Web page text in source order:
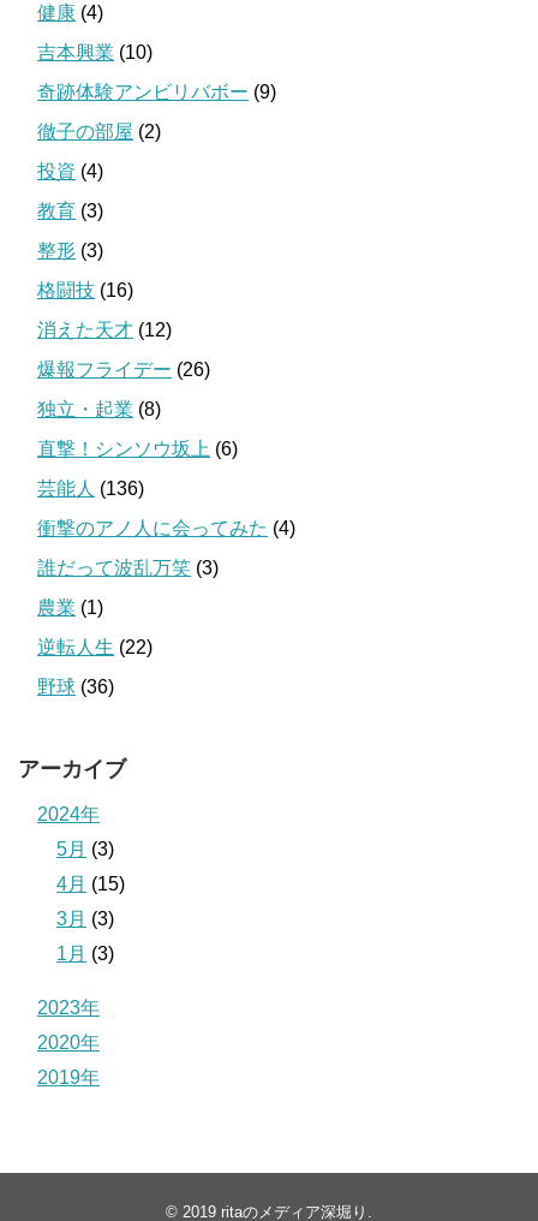
健康 (4)
吉本興業 (10)
奇跡体験アンビリバボー (9)
徹子の部屋 (2)
投資 (4)
教育 (3)
整形 (3)
格闘技 (16)
消えた天才 (12)
爆報フライデー (26)
独立・起業 (8)
直撃！シンソウ坂上 (6)
芸能人 (136)
衝撃のアノ人に会ってみた (4)
誰だって波乱万笑 (3)
農業 (1)
逆転人生 (22)
野球 (36)
アーカイブ
2024年
5月 (3)
4月 (15)
3月 (3)
1月 (3)
2023年
2020年
2019年
© 2019 ritaのメディア深堀り